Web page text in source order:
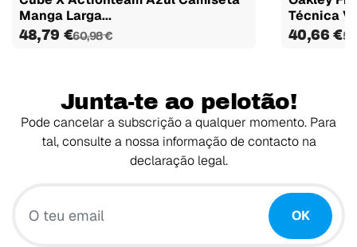
Manga Larga...
48,79 €60,98 €
Técnica
40,66 €
Junta-te ao pelotão!
Pode cancelar a subscrição a qualquer momento. Para
tal, consulte a nossa informação de contacto na
declaração legal.
OK